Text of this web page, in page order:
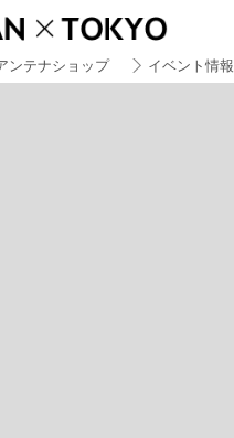
ンテナショップ イベント情報